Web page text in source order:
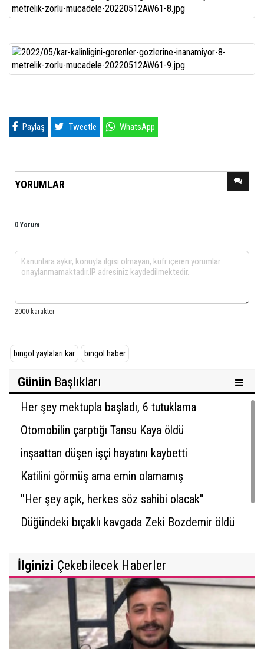
Paylaş Tweetle WhatsApp
YORUMLAR
0 Yorum
bingöl yaylaları kar bingöl haber
Günün Başlıkları
Her şey mektupla başladı, 6 tutuklama
Otomobilin çarptığı Tansu Kaya öldü
inşaattan düşen işçi hayatını kaybetti
Katilini görmüş ama emin olamamış
''Her şey açık, herkes söz sahibi olacak''
Düğündeki bıçaklı kavgada Zeki Bozdemir öldü
İlginizi Çekebilecek Haberler